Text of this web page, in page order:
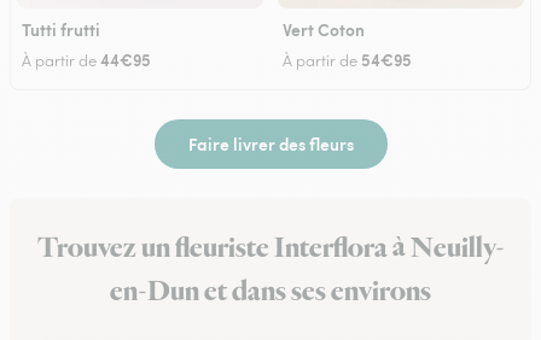
Tutti frutti
À partir de44€95
Vert Coton
À partir de 54€95
Faire livrer des fleurs
Trouvez un fleuriste Interflora à Neuilly-
en-Dun et dans ses environs